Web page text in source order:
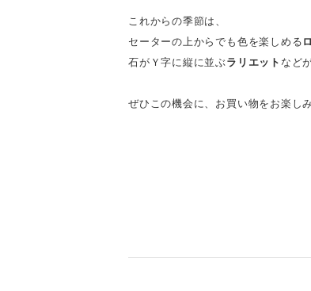
これからの季節は、
セーターの上からでも色を楽しめる
石がＹ字に縦に並ぶラリエット など
ぜひこの機会に、お買い物をお楽し